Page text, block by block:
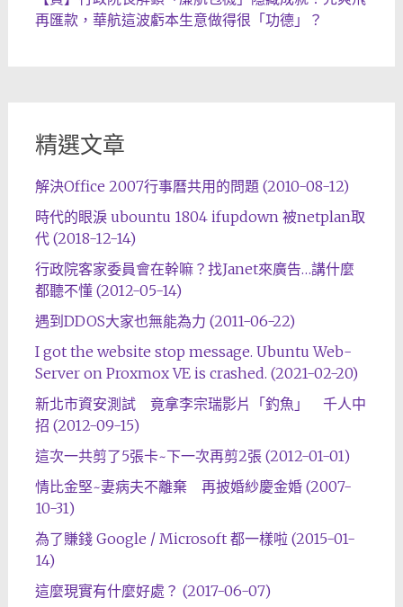
再匯款，華航這波虧本生意做得很「功德」？
精選文章
解決Office 2007行事曆共用的問題 (2010-08-12)
時代的眼淚 ubountu 1804 ifupdown 被netplan取
代 (2018-12-14)
行政院客家委員會在幹嘛？找Janet來廣告…講什麼
都聽不懂 (2012-05-14)
遇到DDOS大家也無能為力 (2011-06-22)
I got the website stop message. Ubuntu Web-
Server on Proxmox VE is crashed. (2021-02-20)
新北市資安測試 竟拿李宗瑞影片「釣魚」 千人中
招 (2012-09-15)
這次一共剪了5張卡~下一次再剪2張 (2012-01-01)
情比金堅~妻病夫不離棄 再披婚紗慶金婚 (2007-
10-31)
為了賺錢 Google / Microsoft 都一樣啦 (2015-01-
14)
這麼現實有什麼好處？ (2017-06-07)